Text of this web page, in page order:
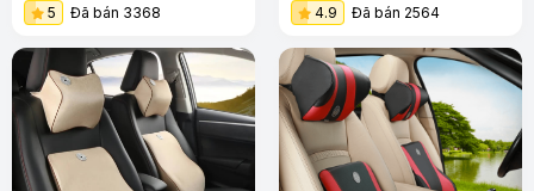
5 Đã bán 3368 4.9 Đã bán 2564